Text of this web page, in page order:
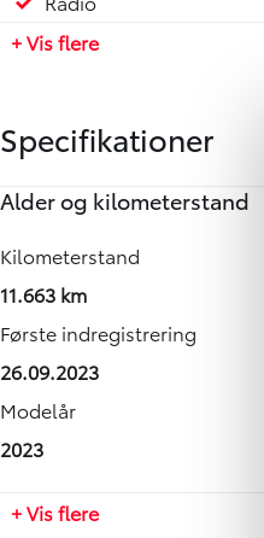
+ Vis flere
Specifikationer
Alder og kilometerstand
Kilometerstand
11.663 km
Første indregistrering
26.09.2023
Modelår
2023
Motor og ydelse
0-100 km/t
-
Tophastighed
170 km/t
Maksimal effekt
144 HK
2,0 l
Rummelighed og mål
Køreklar vægt
1949 kg
Totalvægt
3100 kg
Antal sæder
3
1920 mm
Økonomi
Brændstofforbrug (NEDC)
13,50 km/l
Grøn ejerafgift (årlig)
8300
Leveringsomkostninger (inkl.)
4.620 kr.
+ Vis flere